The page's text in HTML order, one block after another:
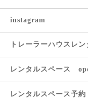
instagram
トレーラーハウスレン
レンタルスペース
レンタルスペース予約